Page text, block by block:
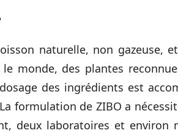
naturelle, non gazeuse,
monde, des plantes
des ingrédients est
formulation de ZIBO a
deux laboratoires et environ